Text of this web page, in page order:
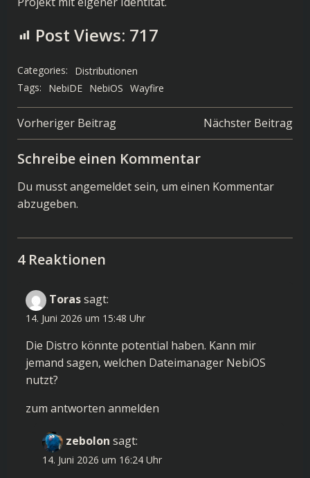
Post Views: 717
Categories:
Distributionen
Tags:
NebiDE NebiOS Wayfire
Post
navigation
Vorheriger Beitrag
Post
navigation
Nächster Beitrag
Schreibe einen Kommentar
Du musstangemeldetsein, um einen Kommentar
abzugeben.
4 Reaktionen
Torassagt:
14. Juni 2026 um 15:48 Uhr
Die Distro könnte potential haben. Kann mir
jemand sagen, welchen Dateimanager NebiOS
nutzt?
zum antworten anmelden
zebolon sagt:
14. Juni 2026 um 16:24 Uhr